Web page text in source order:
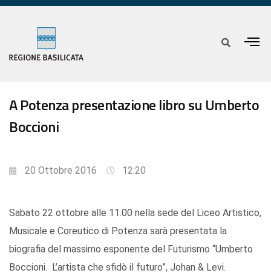
A Potenza presentazione libro su Umberto
Boccioni
20 Ottobre 2016 12:20
Sabato 22 ottobre alle 11.00 nella sede del Liceo Artistico,
Musicale e Coreutico di Potenza sarà presentata la
biografia del massimo esponente del Futurismo “Umberto
Boccioni. L’artista che sfidò il futuro”, Johan & Levi.